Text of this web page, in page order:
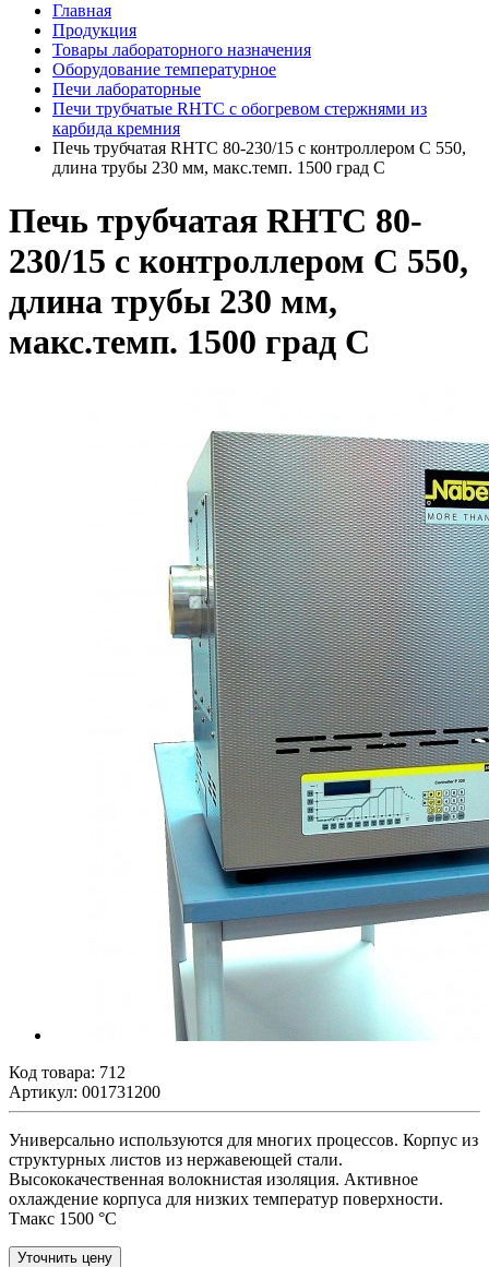
Главная
Продукция
Товары лабораторного назначения
Оборудование температурное
Печи лабораторные
Печи трубчатые RHTC с обогревом стержнями из
карбида кремния
Печь трубчатая RHTC 80-230/15 с контроллером C 550,
длина трубы 230 мм, макс.темп. 1500 град С
Печь трубчатая RHTC 80-
230/15 с контроллером C 550,
длина трубы 230 мм,
макс.темп. 1500 град С
Код товара: 712
Артикул: 001731200
Универсально используются для многих процессов. Корпус из
структурных листов из нержавеющей стали.
Высококачественная волокнистая изоляция. Активное
охлаждение корпуса для низких температур поверхности.
Tмакс 1500 °C
Уточнить цену